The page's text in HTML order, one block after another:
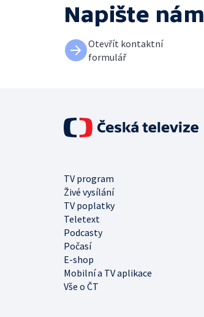
Napište nám
Otevřít kontaktní
formulář
TV program
Živé vysílání
TV poplatky
Teletext
Podcasty
Počasí
E-shop
Mobilní a TV aplikace
Vše o ČT